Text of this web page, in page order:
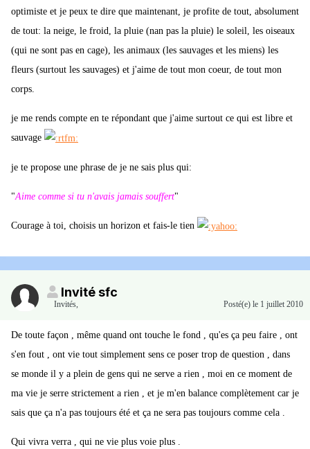
optimiste et je peux te dire que maintenant, je profite de tout, absolument
de tout: la neige, le froid, la pluie (nan pas la pluie) le soleil, les oiseaux
(qui ne sont pas en cage), les animaux (les sauvages et les miens) les
fleurs (surtout les sauvages) et j'aime de tout mon coeur, de tout mon
corps.
je me rends compte en te répondant que j'aime surtout ce qui est libre et
sauvage
je te propose une phrase de je ne sais plus qui:
"Aime comme si tu n'avais jamais souffert"
Courage à toi, choisis un horizon et fais-le tien
Invité sfc
Invités, Posté(e) le 1 juillet 2010
De toute façon , même quand ont touche le fond , qu'es ça peu faire , ont
s'en fout , ont vie tout simplement sens ce poser trop de question , dans
se monde il y a plein de gens qui ne serve a rien , moi en ce moment de
ma vie je serre strictement a rien , et je m'en balance complètement car je
sais que ça n'a pas toujours été et ça ne sera pas toujours comme cela .
Qui vivra verra , qui ne vie plus voie plus .